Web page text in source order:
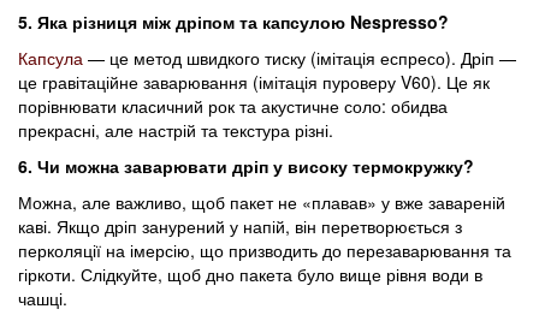
5. Яка різниця між дріпом та капсулою Nespresso?
Капсула — це метод швидкого тиску (імітація еспресо). Дріп —
це гравітаційне заварювання (імітація пуроверу V60). Це як
порівнювати класичний рок та акустичне соло: обидва
прекрасні, але настрій та текстура різні.
6. Чи можна заварювати дріп у високу термокружку?
Можна, але важливо, щоб пакет не «плавав» у вже завареній
каві. Якщо дріп занурений у напій, він перетворюється з
перколяції на імерсію, що призводить до перезаварювання та
гіркоти. Слідкуйте, щоб дно пакета було вище рівня води в
чашці.